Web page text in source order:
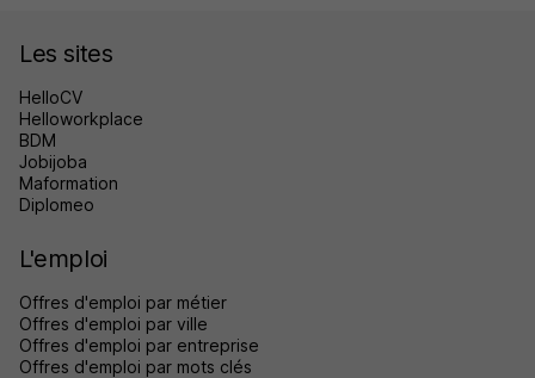
Les sites
HelloCV
Helloworkplace
BDM
Jobijoba
Maformation
Diplomeo
L'emploi
Offres d'emploi par métier
Offres d'emploi par ville
Offres d'emploi par entreprise
Offres d'emploi par mots clés